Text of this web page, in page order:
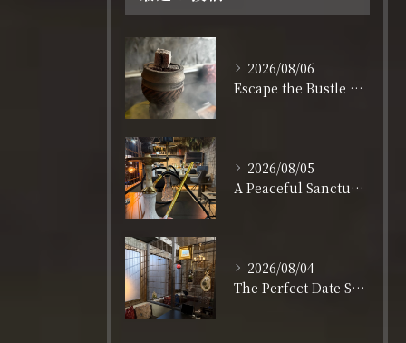
2026/08/06
Escape the Bustle of Dotonbori: Nagahoribashi’s Best Kept Secret
2026/08/05
A Peaceful Sanctuary for Solo Travelers in Shinsaibashi
2026/08/04
The Perfect Date Spot in Shinsaibashi: A Stylish & Relaxing Lounge